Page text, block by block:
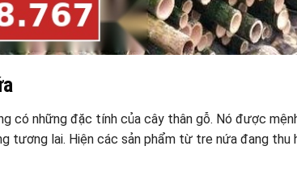
có những đặc tính của cây thân gỗ. Nó được
tương lai. Hiện các sản phẩm từ tre nứa đang